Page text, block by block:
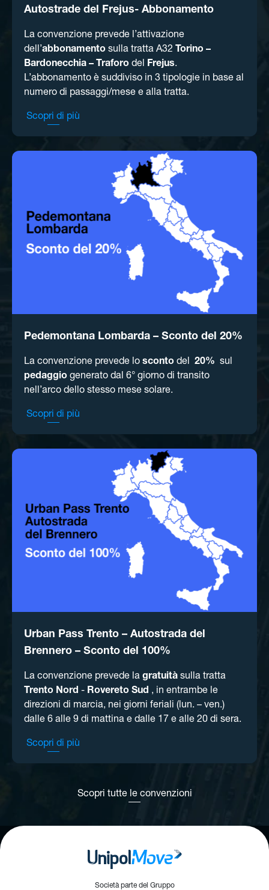
Autostrade del Frejus- Abbonamento
La convenzione prevede l’attivazione
dell’abbonamento sulla tratta A32 Torino –
Bardonecchia – Traforo del Frejus.
L’abbonamento è suddiviso in 3 tipologie in base al
numero di passaggi/mese e alla tratta. ​
Scopri di più
Pedemontana Lombarda – Sconto del 20%
La convenzione prevede lo sconto del 20% sul
pedaggio generato dal 6° giorno di transito
nell’arco dello stesso mese solare.
Scopri di più
Urban Pass Trento – Autostrada del
Brennero – Sconto del 100%
La convenzione prevede la gratuità sulla tratta
Trento Nord - Rovereto Sud , in entrambe le
direzioni di marcia, nei giorni feriali (lun. – ven.)
dalle 6 alle 9 di mattina e dalle 17 e alle 20 di sera.
Scopri di più
Scopri tutte le convenzioni
Società parte del Gruppo